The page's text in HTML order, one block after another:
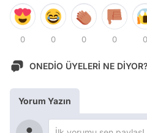
0 0 0 0 0
ONEDİO ÜYELERİ NE DİYOR?
Yorum Yazın